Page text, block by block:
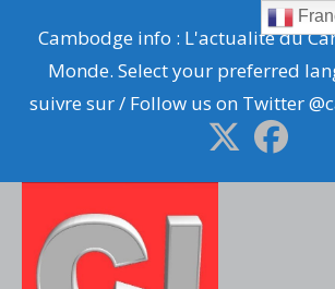
content
Cambodge info : L'actualité du
Monde. Select your preferred
suivre sur / Follow us on Twitter